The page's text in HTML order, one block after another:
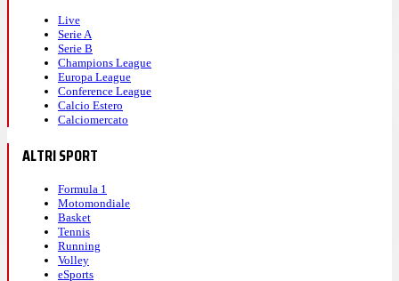
Live
Serie A
Serie B
Champions League
Europa League
Conference League
Calcio Estero
Calciomercato
ALTRI SPORT
Formula 1
Motomondiale
Basket
Tennis
Running
Volley
eSports